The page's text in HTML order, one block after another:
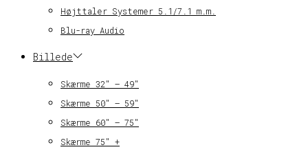
Højttaler Systemer 5.1/7.1 m.m.
Blu-ray Audio
Billede
Skærme 32″ – 49″
Skærme 50″ – 59″
Skærme 60″ – 75″
Skærme 75″ +